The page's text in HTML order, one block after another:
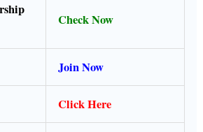
Check Now
Join Now
Click Here